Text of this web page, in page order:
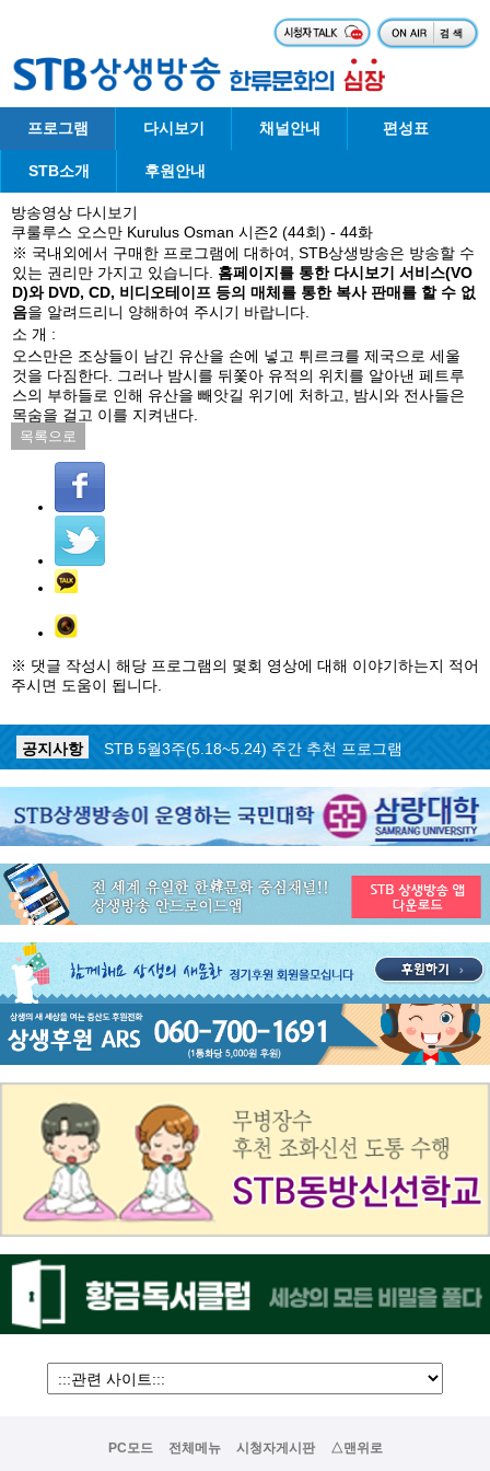
프로그램 다시보기 채널안내 편성표
STB소개 후원안내
방송영상 다시보기
쿠룰루스 오스만 Kurulus Osman 시즌2 (44회) - 44화
※ 국내외에서 구매한 프로그램에 대하여, STB상생방송은 방송할 수
있는 권리만 가지고 있습니다. 홈페이지를 통한 다시보기 서비스(VO
D)와 DVD, CD, 비디오테이프 등의 매체를 통한 복사 판매를 할 수 없
음을 알려드리니 양해하여 주시기 바랍니다.
소 개 :
오스만은 조상들이 남긴 유산을 손에 넣고 튀르크를 제국으로 세울
것을 다짐한다. 그러나 밤시를 뒤쫓아 유적의 위치를 알아낸 페트루
스의 부하들로 인해 유산을 빼앗길 위기에 처하고, 밤시와 전사들은
목숨을 걸고 이를 지켜낸다.
목록으로
※ 댓글 작성시 해당 프로그램의 몇회 영상에 대해 이야기하는지 적어
주시면 도움이 됩니다.
공지사항 ON AIR 서비스 장애 복구 안내
공지사항
STB 5월4주(5.25~5.31) 주간 추천 프로그램
공지사항
STB 5월3주(5.18~5.24) 주간 추천 프로그램
공지사항
STB 4월마지막주(4.27~5.3) 주간 추천 프로그램
STB 4월4주(4.20~4.26) 주간 추천 프로그램
공지사항
STB 4월2주(4.6~4.12) 주간 추천 프로그램
공지사항
STB 4월1주(3.30~4.5) 주간 추천 프로그램
공지사항
STB 3월4주(3.23~3.29) 주간 추천 프로그램
PC모드 전체메뉴 시청자게시판 △맨위로